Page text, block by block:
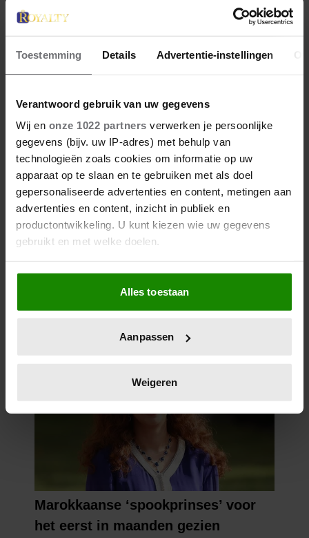
Toestemming Details Advertentie-instellingen
Verantwoord gebruik van uw gegevens
Wij en onze 1022 partners verwerken je persoonlijke
gegevens (bijv. uw IP-adres) met behulp van
technologieën zoals cookies om informatie op uw
apparaat op te slaan en te gebruiken met als doel
gepersonaliseerde advertenties en content, metingen aan
advertenties en content, inzicht in publiek en
productontwikkeling. U kunt kiezen wie uw gegevens
gebruikt en met welke doelen.
Als u het toestaat, willen we ook graag:
Informatie verzamelen over uw geografische
locatie, die tot een paar meter nauwkeurig kan zijn
scannen op specifieke eigenschappen (fingerprinting)
verwerkt en stel uw voorkeuren in het
intrekken in de Cookieverklaring.
We gebruiken cookies om content en advertenties te
personaliseren, om functies voor social media te bieden
en om ons websiteverkeer te analyseren. Ook delen we
informatie over uw gebruik van onze site met onze
partners voor social media, adverteren en analyse. Deze
partners kunnen deze gegevens combineren met andere
Alles toestaan
Aanpassen
Weigeren